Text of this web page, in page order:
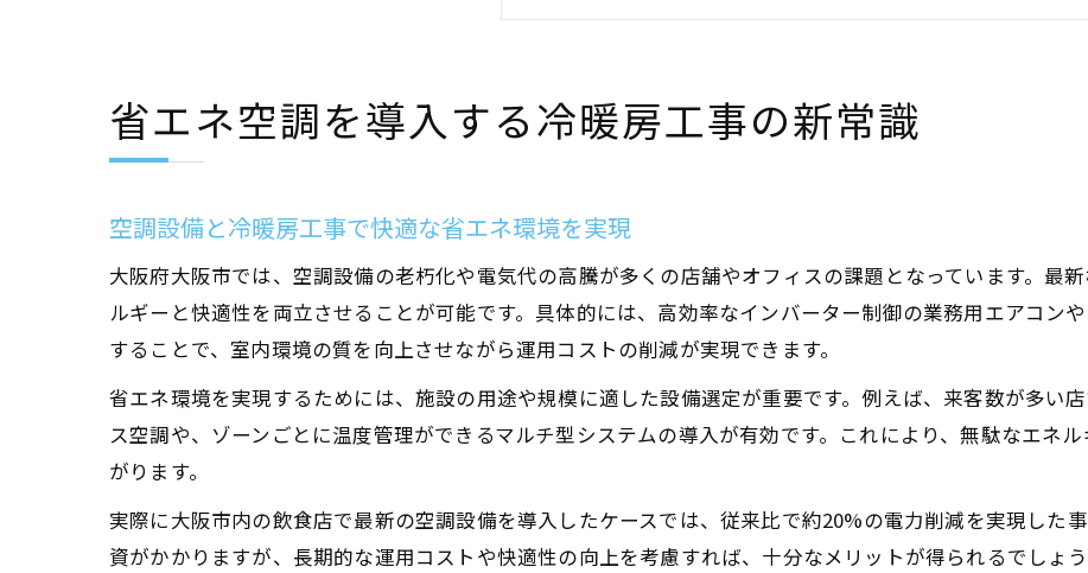
省エネ化を叶える空調設備の選定ポイント解説
空調設備の最新機器活用で店舗設計を最適化
最新空調設備が店舗設計の省エネ性を高める理由
エネテック大阪が注目される空調設備の特徴解説
新晃工業など最新機器導入で店舗設計を刷新
店舗設計で活きる空調設備と冷暖房工事の選択肢
冷暖房工事が決め手となる業務空間の快適性
空調設備と冷暖房工事が業務空間の快適性を左右
快適な業務空間づくりに必要な空調設備の条件
業務空間の冷暖房工事成功事例と空調設備選び
空調設備の最新機器導入で働きやすさを向上
省エネ空調を導入する冷暖房工事の新常識
空調設備と冷暖房工事で快適な省エネ環境を実現
大阪府大阪市では、空調設備の老朽化や電気代の高騰が多くの店舗やオフィスの課題となっています。最
ルギーと快適性を両立させることが可能です。具体的には、高効率なインバーター制御の業務用エアコン
することで、室内環境の質を向上させながら運用コストの削減が実現できます。
省エネ環境を実現するためには、施設の用途や規模に適した設備選定が重要です。例えば、来客数が多い
ス空調や、ゾーンごとに温度管理ができるマルチ型システムの導入が有効です。これにより、無駄なエネ
がります。
実際に大阪市内の飲食店で最新の空調設備を導入したケースでは、従来比で約20%の電力削減を実現した
資がかかりますが、長期的な運用コストや快適性の向上を考慮すれば、十分なメリットが得られるでしょう